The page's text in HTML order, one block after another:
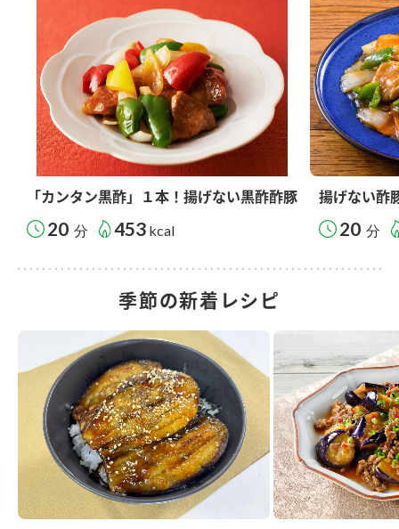
「カンタン黒酢」１本！揚げない黒酢酢豚
20 分 453 kcal
揚げない酢
20 分
季節の新着レシピ